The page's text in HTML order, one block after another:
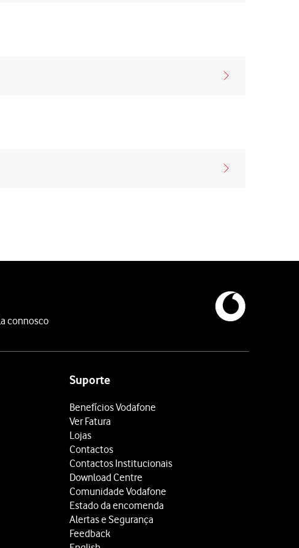
connosco
Suporte
Benefícios Vodafone
Ver Fatura
Lojas
Contactos
Contactos Institucionais
Download Centre
Comunidade Vodafone
Estado da encomenda
Alertas e Segurança
Feedback